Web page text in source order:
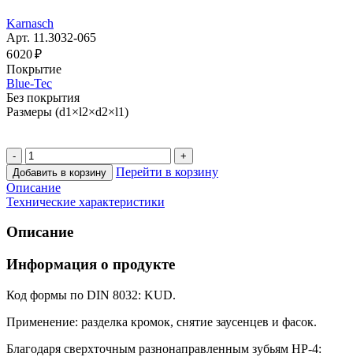
Karnasch
Арт. 11.3032-065
6 020 ₽
Покрытие
Blue-Tec
Без покрытия
Размеры (d1×l2×d2×l1)
Добавить в корзину
Перейти в корзину
Описание
Технические характеристики
Описание
Информация о продукте
Код формы по DIN 8032: KUD.
Применение: разделка кромок, снятие заусенцев и фасок.
Благодаря сверхточным разнонаправленным зубьям HP-4: